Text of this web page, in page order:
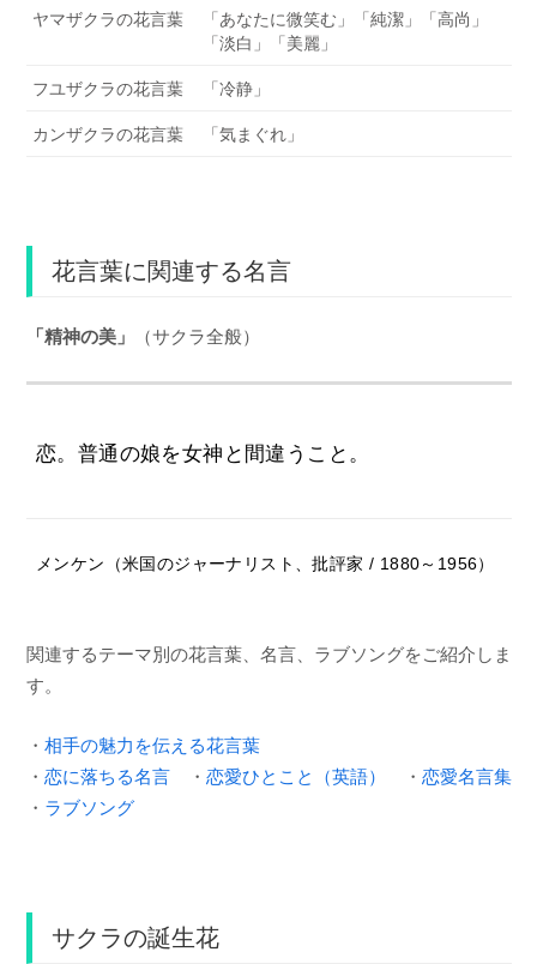
ヤマザクラの花言葉
「あなたに微笑む」「純潔」「高尚」
「淡白」「美麗」
フユザクラの花言葉 「冷静」
カンザクラの花言葉 「気まぐれ」
花言葉に関連する名言
「精神の美」 （サクラ全般）
恋。普通の娘を女神と間違うこと。
メンケン（米国のジャーナリスト、批評家 / 1880～1956）
関連するテーマ別の花言葉、名言、ラブソングをご紹介しま
す。
・ 相手の魅力を伝える花言葉
・ 恋に落ちる名言 ・ 恋愛ひとこと（英語） ・ 恋愛名言集
・ ラブソング
サクラの誕生花